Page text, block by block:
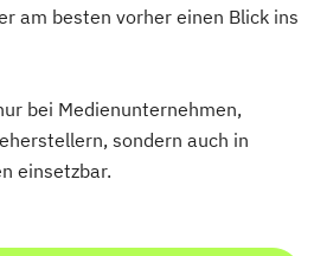
am besten vorher einen Blick ins
bei Medienunternehmen,
sondern auch in
einsetzbar.